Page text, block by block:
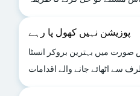
پوزیشن نہیں کھول پا رہے
صورت میں بہترین بروکر انسٹا
سے اٹھائے جانے والے اقدامات